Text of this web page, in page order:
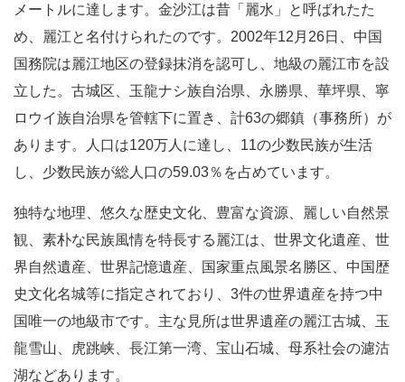
メートルに達します。金沙江は昔「麗水」と呼ばれたた
め、麗江と名付けられたのです。2002年12月26日、中国
国務院は麗江地区の登録抹消を認可し、地級の麗江市を設
立した。古城区、玉龍ナシ族自治県、永勝県、華坪県、寧
ロウイ族自治県を管轄下に置き、計63の郷鎮（事務所）が
あります。人口は120万人に達し、11の少数民族が生活
し、少数民族が総人口の59.03％を占めています。
独特な地理、悠久な歴史文化、豊富な資源、麗しい自然景
観、素朴な民族風情を特長する麗江は、世界文化遺産、世
界自然遺産、世界記憶遺産、国家重点風景名勝区、中国歴
史文化名城等に指定されており、3件の世界遺産を持つ中
国唯一の地級市です。主な見所は世界遺産の麗江古城、玉
龍雪山、虎跳峡、長江第一湾、宝山石城、母系社会の濾沽
湖などあります。